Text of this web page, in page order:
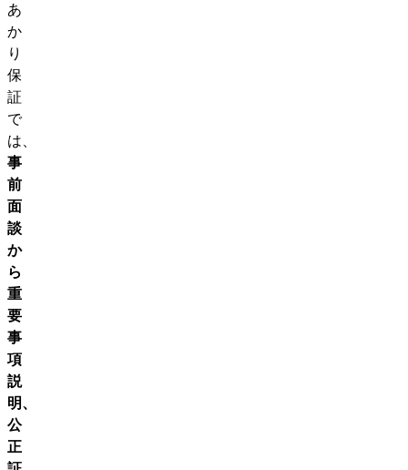
あ
か
り
保
証
で
は、
事
前
面
談
か
ら
重
要
事
項
説
明、
公
正